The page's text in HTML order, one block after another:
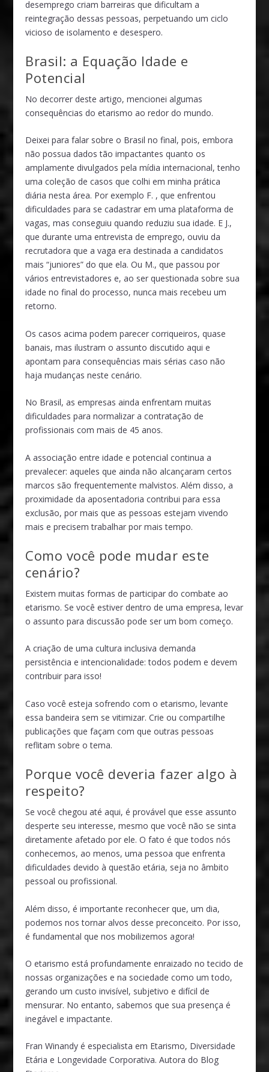
desemprego criam barreiras que dificultam a
reintegração dessas pessoas, perpetuando um ciclo
vicioso de isolamento e desespero.
Brasil: a Equação Idade e
Potencial
No decorrer deste artigo, mencionei algumas
consequências do etarismo ao redor do mundo.
Deixei para falar sobre o Brasil no final, pois, embora
não possua dados tão impactantes quanto os
amplamente divulgados pela mídia internacional, tenho
uma coleção de casos que colhi em minha prática
diária nesta área. Por exemplo F. , que enfrentou
dificuldades para se cadastrar em uma plataforma de
vagas, mas conseguiu quando reduziu sua idade. E J.,
que durante uma entrevista de emprego, ouviu da
recrutadora que a vaga era destinada a candidatos
mais “juniores” do que ela. Ou M., que passou por
vários entrevistadores e, ao ser questionada sobre sua
idade no final do processo, nunca mais recebeu um
retorno.
Os casos acima podem parecer corriqueiros, quase
banais, mas ilustram o assunto discutido aqui e
apontam para consequências mais sérias caso não
haja mudanças neste cenário.
No Brasil, as empresas ainda enfrentam muitas
dificuldades para normalizar a contratação de
profissionais com mais de 45 anos.
A associação entre idade e potencial continua a
prevalecer: aqueles que ainda não alcançaram certos
marcos são frequentemente malvistos. Além disso, a
proximidade da aposentadoria contribui para essa
exclusão, por mais que as pessoas estejam vivendo
mais e precisem trabalhar por mais tempo.
Como você pode mudar este
cenário?
Existem muitas formas de participar do combate ao
etarismo. Se você estiver dentro de uma empresa, levar
o assunto para discussão pode ser um bom começo.
A criação de uma cultura inclusiva demanda
persistência e intencionalidade: todos podem e devem
contribuir para isso!
Caso você esteja sofrendo com o etarismo, levante
essa bandeira sem se vitimizar. Crie ou compartilhe
publicações que façam com que outras pessoas
reflitam sobre o tema.
Porque você deveria fazer algo à
respeito?
Se você chegou até aqui, é provável que esse assunto
desperte seu interesse, mesmo que você não se sinta
diretamente afetado por ele. O fato é que todos nós
conhecemos, ao menos, uma pessoa que enfrenta
dificuldades devido à questão etária, seja no âmbito
pessoal ou profissional.
Além disso, é importante reconhecer que, um dia,
podemos nos tornar alvos desse preconceito. Por isso,
é fundamental que nos mobilizemos agora!
Oetarismoestá profundamente enraizado no tecido de
nossas organizações e na sociedade como um todo,
gerando um custo invisível, subjetivo e difícil de
mensurar. No entanto, sabemos que sua presença é
inegável e impactante.
Fran Winandy é especialista em Etarismo, Diversidade
Etária e Longevidade Corporativa. Autora do Blog